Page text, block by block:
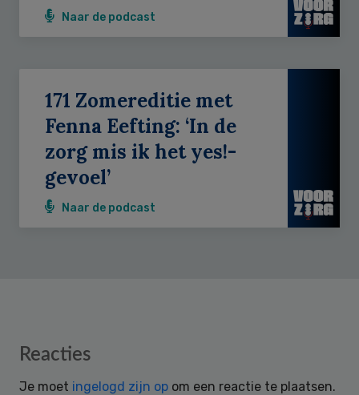
Naar de podcast
171 Zomereditie met
Fenna Eefting: ‘In de
zorg mis ik het yes!-
gevoel’
Naar de podcast
Reader
Reacties
Je moet ingelogd zijn op om een reactie te plaatsen.